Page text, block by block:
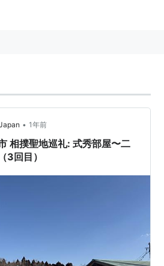
• 1年前
相撲聖地巡礼: 式秀部屋〜二
3回目）